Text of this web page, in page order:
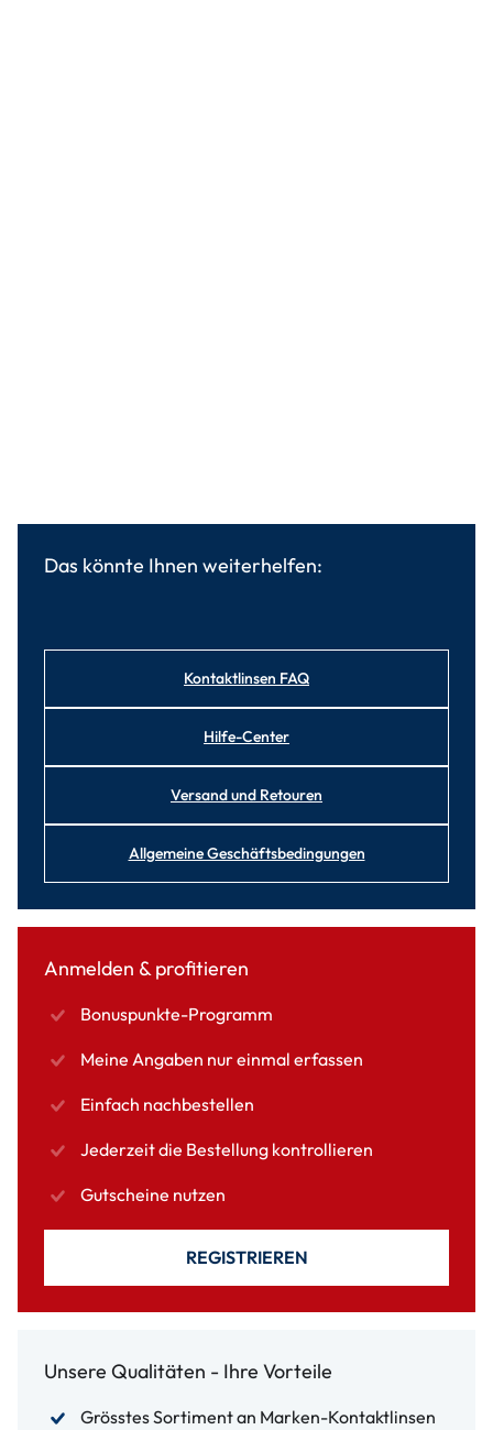
Das könnte Ihnen weiterhelfen:
Kontaktlinsen FAQ
Hilfe-Center
Versand und Retouren
Allgemeine Geschäftsbedingungen
Anmelden & profitieren
Bonuspunkte-Programm
Meine Angaben nur einmal erfassen
Einfach nachbestellen
Jederzeit die Bestellung kontrollieren
Gutscheine nutzen
REGISTRIEREN
Unsere Qualitäten - Ihre Vorteile
Grösstes Sortiment an Marken-Kontaktlinsen